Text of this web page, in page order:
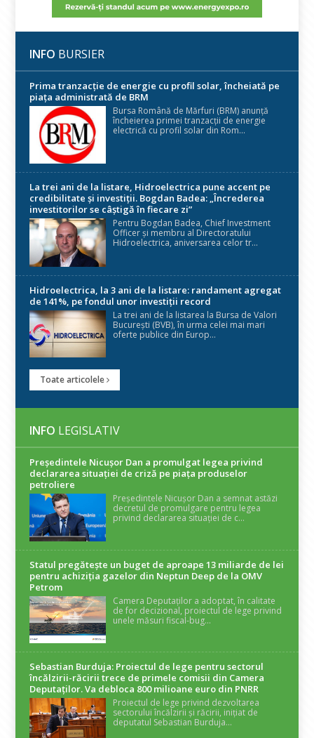
INFO BURSIER
Prima tranzacție de energie cu profil solar, încheiată pe
piața administrată de BRM
Bursa Română de Mărfuri (BRM) anunță
încheierea primei tranzacții de energie
electrică cu profil solar din Rom...
La trei ani de la listare, Hidroelectrica pune accent pe
credibilitate și investiții. Bogdan Badea: „Încrederea
investitorilor se câștigă în fiecare zi”
Pentru Bogdan Badea, Chief Investment
Officer și membru al Directoratului
Hidroelectrica, aniversarea celor tr...
Hidroelectrica, la 3 ani de la listare: randament agregat
de 141%, pe fondul unor investiții record
La trei ani de la listarea la Bursa de Valori
București (BVB), în urma celei mai mari
oferte publice din Europ...
Toate articolele
INFO LEGISLATIV
Președintele Nicuşor Dan a promulgat legea privind
declararea situaţiei de criză pe piaţa produselor
petroliere
Președintele Nicușor Dan a semnat astăzi
decretul de promulgare pentru legea
privind declararea situației de c...
Statul pregătește un buget de aproape 13 miliarde de lei
pentru achiziția gazelor din Neptun Deep de la OMV
Petrom
Camera Deputaților a adoptat, în calitate
de for decizional, proiectul de lege privind
unele măsuri fiscal-bug...
Sebastian Burduja: Proiectul de lege pentru sectorul
încălzirii-răcirii trece de primele comisii din Camera
Deputaților. Va debloca 800 milioane euro din PNRR
Proiectul de lege privind dezvoltarea
sectorului încălzirii și răcirii, inițiat de
deputatul Sebastian Burduja...